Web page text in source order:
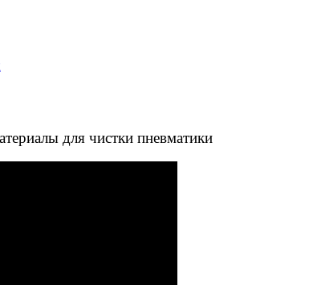
для чистки пневматики